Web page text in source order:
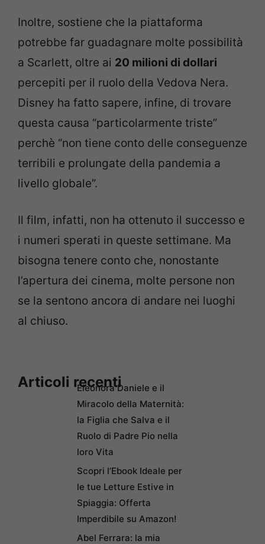
Inoltre, sostiene che la piattaforma
potrebbe far guadagnare molte possibilità
a Scarlett, oltre ai 20 milioni di dollari
percepiti per il ruolo della Vedova Nera.
Disney ha fatto sapere, infine, di trovare
questa causa “particolarmente triste”
perchè “non tiene conto delle conseguenze
terribili e prolungate della pandemia a
livello globale”.
Il film, infatti, non ha ottenuto il successo e
i numeri sperati in queste settimane. Ma
bisogna tenere conto che, nonostante
l’apertura dei cinema, molte persone non
se la sentono ancora di andare nei luoghi
al chiuso.
Articoli recentiEleonora Daniele e il
Miracolo della Maternità:
la Figlia che Salva e il
Ruolo di Padre Pio nella
loro Vita
Scopri l’Ebook Ideale per
le tue Letture Estive in
Spiaggia: Offerta
Imperdibile su Amazon!
Abel Ferrara: la mia